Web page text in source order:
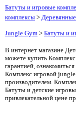
Батуты и игровые
комплексы >
Jungle Gym > Батуты и
В интернет магазине
можете купить
гарантией,
Комплекс игровой
производителем.
Батуты и детские
привлекательной цене